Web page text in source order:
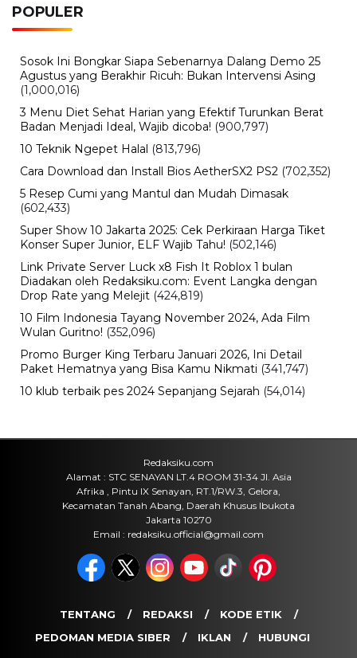
Kamis, 16 Juli 2026 - 13:55 WIB
Menjelang Libur Sekolah, Ini Rekomendasi Aktivitas
BERITA TERBARU
Otomotif
FJ Sekaligus, Ternyata Bukan untuk
Koleksi
Sabtu, 8 Agu 2026 - 16:49 WIB
Olahraga
Chelsea Vs AC Milan Main di GBK
Malam Ini! Cek Jam Kick-off dan
Siaran Langsungnya
Sabtu, 8 Agu 2026 - 16:00 WIB
Travel
Daftar Promo Double Date Agustus
2026, Banyak Diskon Spesial 8.8 di
HokBen hingga Burger King ‎
Sabtu, 8 Agu 2026 - 14:50 WIB
Bencana
dan Hanguskan Belasan Kios
30 Tahun Tanpa Gelar! Timnas
Indonesia Kembali Gagal Juara Piala
AFF Usai Ditahan Singapura
Sabtu, 8 Agu 2026 - 09:06 WIB
POPULER
Sosok Ini Bongkar Siapa Sebenarnya Dalang Demo 25
Agustus yang Berakhir Ricuh: Bukan Intervensi Asing